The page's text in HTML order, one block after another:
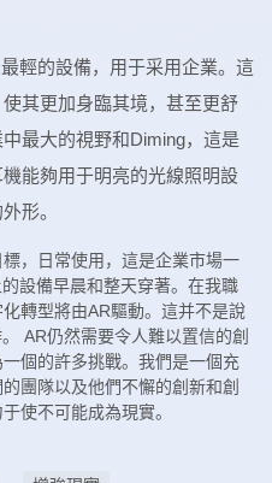
輕的設備，用于采用企業。這
其更加身臨其境，甚至更舒
最大的視野和Diming，這是
能夠用于明亮的光線照明設
形。
，日常使用，這是企業市場一
設備早晨和整天穿著。在我職
轉型將由AR驅動。這并不是說
AR仍然需要令人難以置信的創
個的許多挑戰。我們是一個充
團隊以及他們不懈的創新和創
使不可能成為現實。